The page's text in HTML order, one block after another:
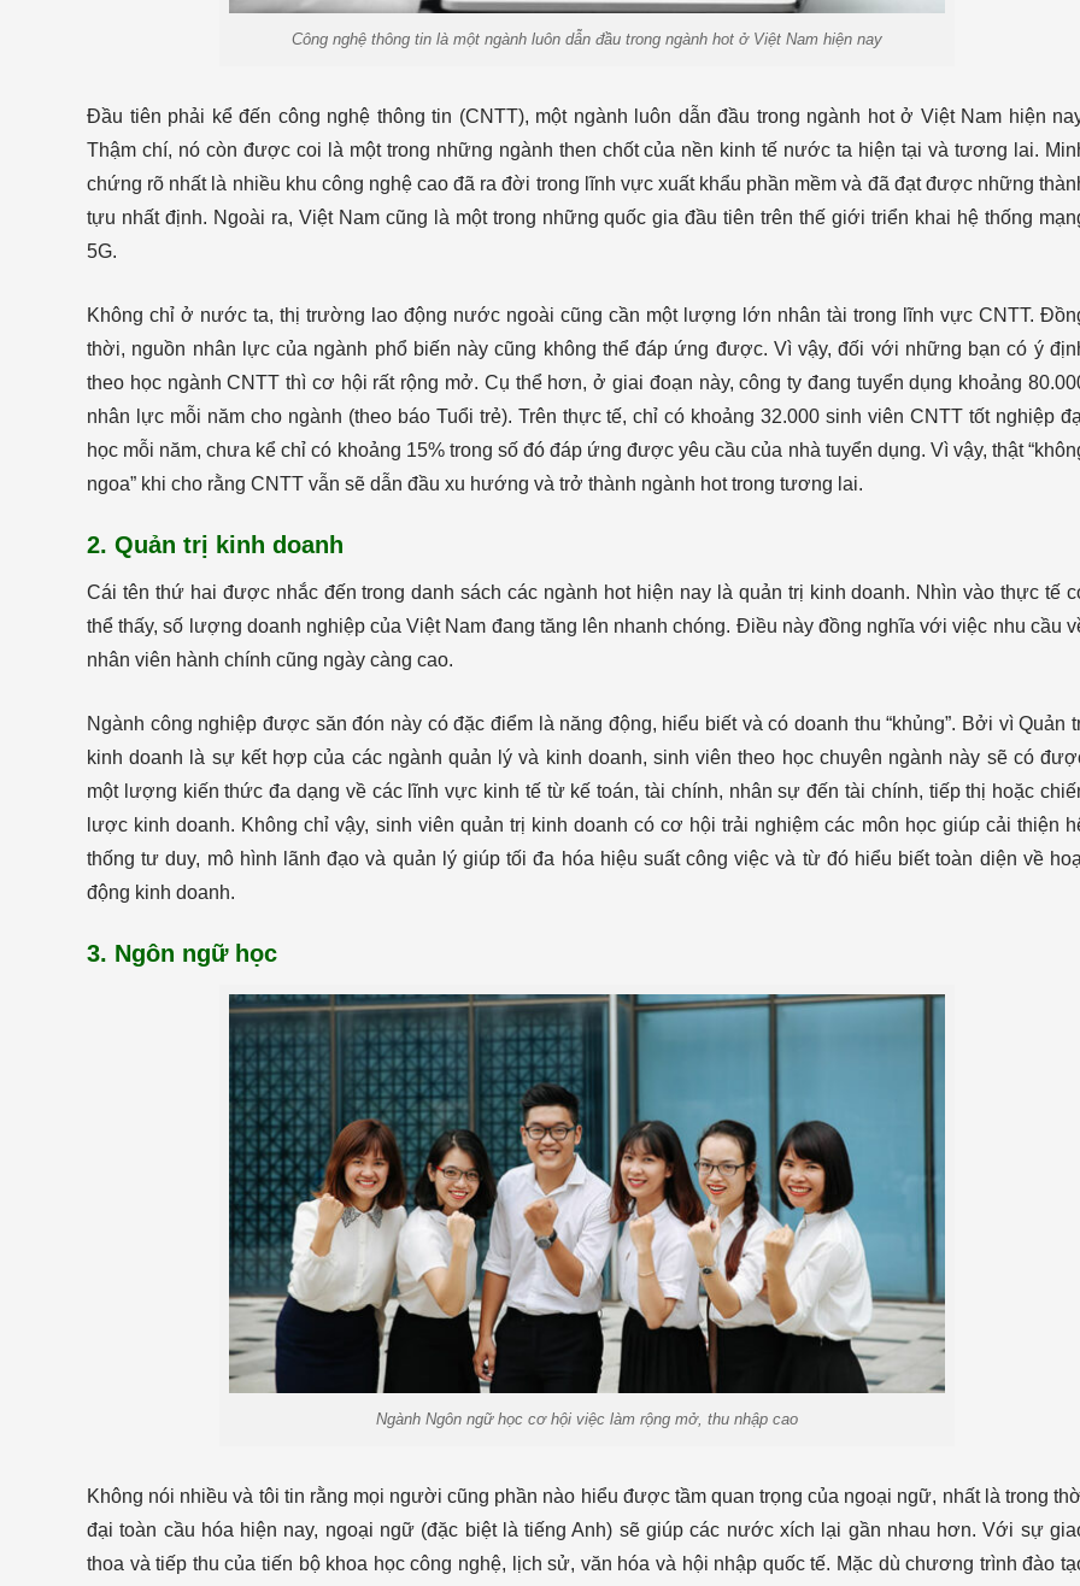
Công nghệ thông tin là một ngành luôn dẫn đầu trong ngành hot ở Việt Nam hiện nay
Đầu tiên phải kể đến công nghệ thông tin (CNTT), một ngành luôn dẫn đầu trong ngành hot ở Việt Nam hiện
Thậm chí, nó còn được coi là một trong những ngành then chốt của nền kinh tế nước ta hiện tại và tương lai.
chứng rõ nhất là nhiều khu công nghệ cao đã ra đời trong lĩnh vực xuất khẩu phần mềm và đã đạt được những
tựu nhất định. Ngoài ra, Việt Nam cũng là một trong những quốc gia đầu tiên trên thế giới triển khai hệ thống
5G.
Không chỉ ở nước ta, thị trường lao động nước ngoài cũng cần một lượng lớn nhân tài trong lĩnh vực CNTT.
thời, nguồn nhân lực của ngành phổ biến này cũng không thể đáp ứng được. Vì vậy, đối với những bạn có ý
theo học ngành CNTT thì cơ hội rất rộng mở. Cụ thể hơn, ở giai đoạn này, công ty đang tuyển dụng khoảng
nhân lực mỗi năm cho ngành (theo báo Tuổi trẻ). Trên thực tế, chỉ có khoảng 32.000 sinh viên CNTT tốt nghiệp
học mỗi năm, chưa kể chỉ có khoảng 15% trong số đó đáp ứng được yêu cầu của nhà tuyển dụng. Vì vậy, thật
ngoa” khi cho rằng CNTT vẫn sẽ dẫn đầu xu hướng và trở thành ngành hot trong tương lai.
2. Quản trị kinh doanh
Cái tên thứ hai được nhắc đến trong danh sách các ngành hot hiện nay là quản trị kinh doanh. Nhìn vào thực tế
thể thấy, số lượng doanh nghiệp của Việt Nam đang tăng lên nhanh chóng. Điều này đồng nghĩa với việc nhu cầu
nhân viên hành chính cũng ngày càng cao.
Ngành công nghiệp được săn đón này có đặc điểm là năng động, hiểu biết và có doanh thu “khủng”. Bởi vì Quản
kinh doanh là sự kết hợp của các ngành quản lý và kinh doanh, sinh viên theo học chuyên ngành này sẽ có
một lượng kiến ​​thức đa dạng về các lĩnh vực kinh tế từ kế toán, tài chính, nhân sự đến tài chính, tiếp thị hoặc
lược kinh doanh. Không chỉ vậy, sinh viên quản trị kinh doanh có cơ hội trải nghiệm các môn học giúp cải thiện
thống tư duy, mô hình lãnh đạo và quản lý giúp tối đa hóa hiệu suất công việc và từ đó hiểu biết toàn diện về
động kinh doanh.
3. Ngôn ngữ học
Ngành Ngôn ngữ học cơ hội việc làm rộng mở, thu nhập cao
Không nói nhiều và tôi tin rằng mọi người cũng phần nào hiểu được tầm quan trọng của ngoại ngữ, nhất là trong
đại toàn cầu hóa hiện nay, ngoại ngữ (đặc biệt là tiếng Anh) sẽ giúp các nước xích lại gần nhau hơn. Với sự
thoa và tiếp thu của tiến bộ khoa học công nghệ, lịch sử, văn hóa và hội nhập quốc tế. Mặc dù chương trình đào